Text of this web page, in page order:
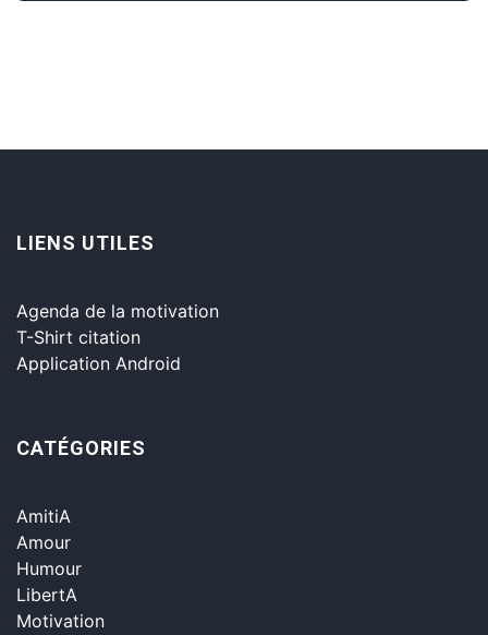
LIENS UTILES
Agenda de la motivation
T-Shirt citation
Application Android
CATÉGORIES
AmitiA
Amour
Humour
LibertA
Motivation